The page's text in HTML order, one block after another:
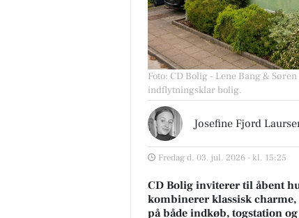
Foto: CD Bolig - Lene Bang &
indflytningsklar bolig.
Josefine Fjord
Fredag d. 03. jul. 2026 - kl. 15:25
CD Bolig inviterer til åbent
kombinerer klassisk
på både indkøb, togstation